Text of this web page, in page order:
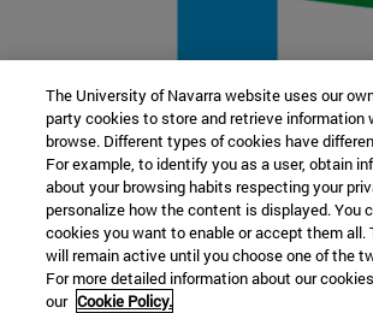
22 SEP
FUNCIÓN Y FICCIÓN. Varios
Más información
The University of Navarra website uses our
party cookies to store and retrieve information
browse. Different types of cookies have
For example, to identify you as a user, obtain
about your browsing habits respecting your
personalize how the content is displayed. You
cookies you want to enable or accept them all.
will remain active until you choose one of the
For more detailed information about our
our Cookie Policy.